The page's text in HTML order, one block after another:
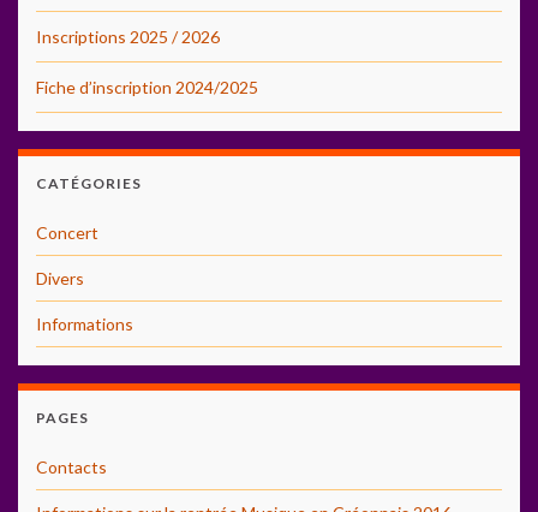
Inscriptions 2025 / 2026
Fiche d’inscription 2024/2025
CATÉGORIES
Concert
Divers
Informations
PAGES
Contacts